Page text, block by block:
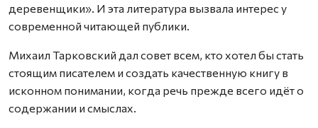
деревенщики». И эта литература вызвала интерес у
современной читающей публики.
Михаил Тарковский дал совет всем, кто хотел бы стать
стоящим писателем и создать качественную книгу в
исконном понимании, когда речь прежде всего идёт о
содержании и смыслах.